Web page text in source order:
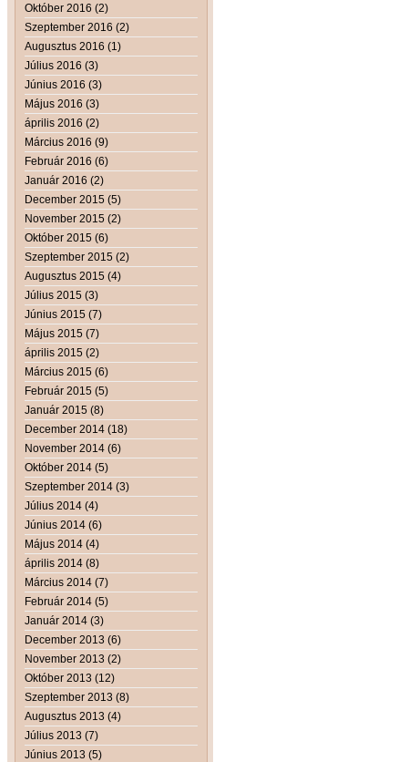
Október 2016 (2)
Szeptember 2016 (2)
Augusztus 2016 (1)
Július 2016 (3)
Június 2016 (3)
Május 2016 (3)
április 2016 (2)
Március 2016 (9)
Február 2016 (6)
Január 2016 (2)
December 2015 (5)
November 2015 (2)
Október 2015 (6)
Szeptember 2015 (2)
Augusztus 2015 (4)
Július 2015 (3)
Június 2015 (7)
Május 2015 (7)
április 2015 (2)
Március 2015 (6)
Február 2015 (5)
Január 2015 (8)
December 2014 (18)
November 2014 (6)
Október 2014 (5)
Szeptember 2014 (3)
Július 2014 (4)
Június 2014 (6)
Május 2014 (4)
április 2014 (8)
Március 2014 (7)
Február 2014 (5)
Január 2014 (3)
December 2013 (6)
November 2013 (2)
Október 2013 (12)
Szeptember 2013 (8)
Augusztus 2013 (4)
Július 2013 (7)
Június 2013 (5)